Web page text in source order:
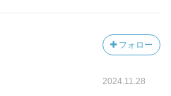
フォロー
2024.11.28